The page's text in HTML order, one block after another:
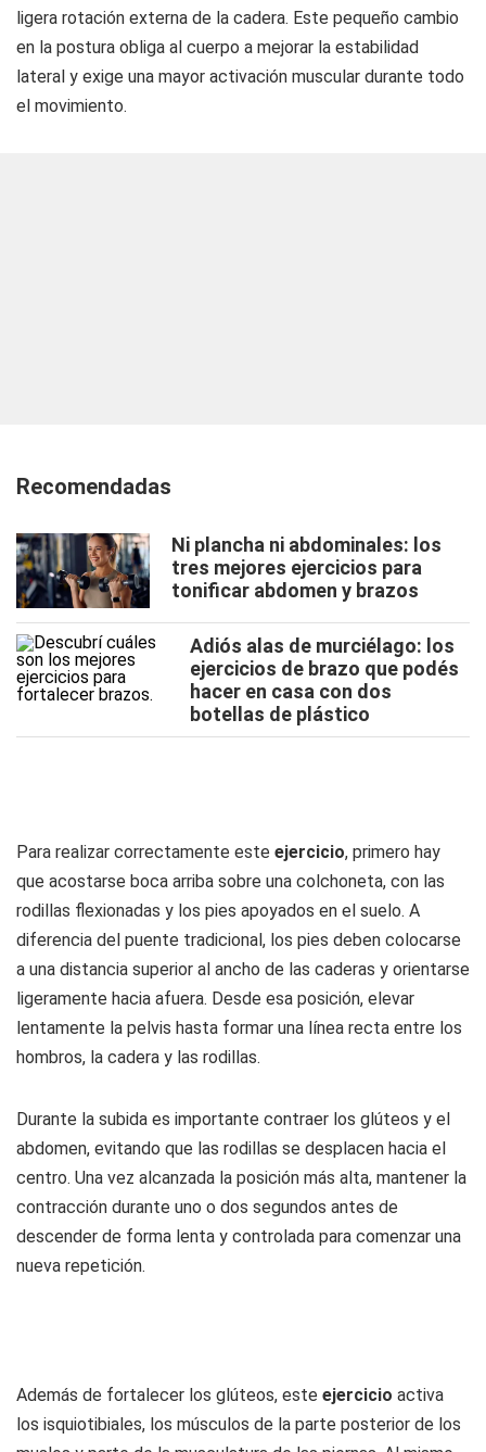
ligera rotación externa de la cadera. Este pequeño cambio
en la postura obliga al cuerpo a mejorar la estabilidad
lateral y exige una mayor activación muscular durante todo
el movimiento.
Recomendadas
Ni plancha ni abdominales: los
tres mejores ejercicios para
tonificar abdomen y brazos
Adiós alas de murciélago: los
ejercicios de brazo que podés
hacer en casa con dos
botellas de plástico
Para realizar correctamente este ejercicio, primero hay
que acostarse boca arriba sobre una colchoneta, con las
rodillas flexionadas y los pies apoyados en el suelo. A
diferencia del puente tradicional, los pies deben colocarse
a una distancia superior al ancho de las caderas y orientarse
ligeramente hacia afuera. Desde esa posición, elevar
lentamente la pelvis hasta formar una línea recta entre los
hombros, la cadera y las rodillas.
Durante la subida es importante contraer los glúteos y el
abdomen, evitando que las rodillas se desplacen hacia el
centro. Una vez alcanzada la posición más alta, mantener la
contracción durante uno o dos segundos antes de
descender de forma lenta y controlada para comenzar una
nueva repetición.
Además de fortalecer los glúteos, este ejercicio activa
los isquiotibiales, los músculos de la parte posterior de los